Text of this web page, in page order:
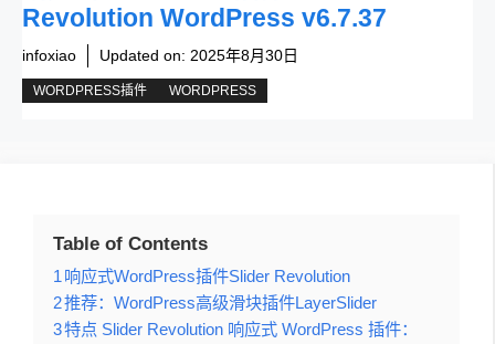
Revolution WordPress v6.7.37
infoxiao Updated on: 2025年8月30日
WORDPRESS插件 WORDPRESS
Table of Contents
1响应式WordPress插件Slider Revolution
2推荐：WordPress高级滑块插件LayerSlider
3特点 Slider Revolution 响应式 WordPress 插件：